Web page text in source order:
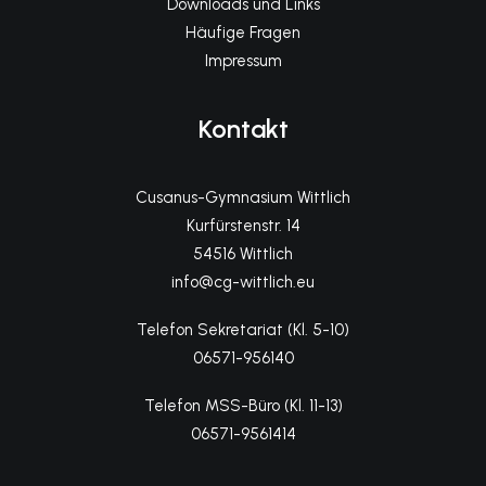
Downloads und Links
Häufige Fragen
Impressum
Kontakt
Cusanus-Gymnasium Wittlich
Kurfürstenstr. 14
54516 Wittlich
info@cg-wittlich.eu
Telefon Sekretariat (Kl. 5-10)
06571-956140
Telefon MSS-Büro (Kl. 11-13)
06571-9561414